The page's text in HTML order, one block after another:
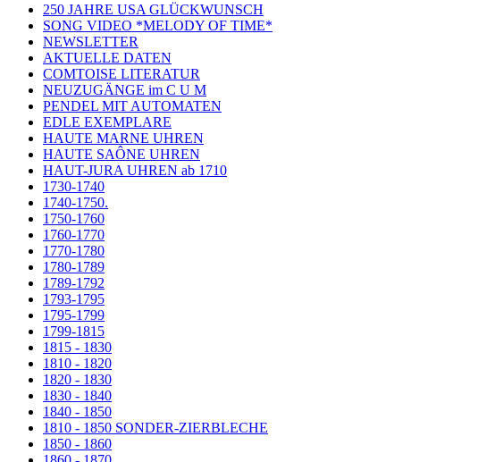
250 JAHRE USA GLÜCKWUNSCH
SONG VIDEO *MELODY OF TIME*
NEWSLETTER
AKTUELLE DATEN
COMTOISE LITERATUR
NEUZUGÄNGE im C U M
PENDEL MIT AUTOMATEN
EDLE EXEMPLARE
HAUTE MARNE UHREN
HAUTE SAÔNE UHREN
HAUT-JURA UHREN ab 1710
1730-1740
1740-1750.
1750-1760
1760-1770
1770-1780
1780-1789
1789-1792
1793-1795
1795-1799
1799-1815
1815 - 1830
1810 - 1820
1820 - 1830
1830 - 1840
1840 - 1850
1810 - 1850 SONDER-ZIERBLECHE
1850 - 1860